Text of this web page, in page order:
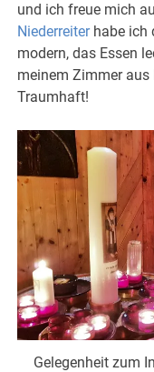
und ich freue mich
Niederreiterhabe ich
modern, das Essen
meinem Zimmer aus
Traumhaft!
Gelegenheit zum